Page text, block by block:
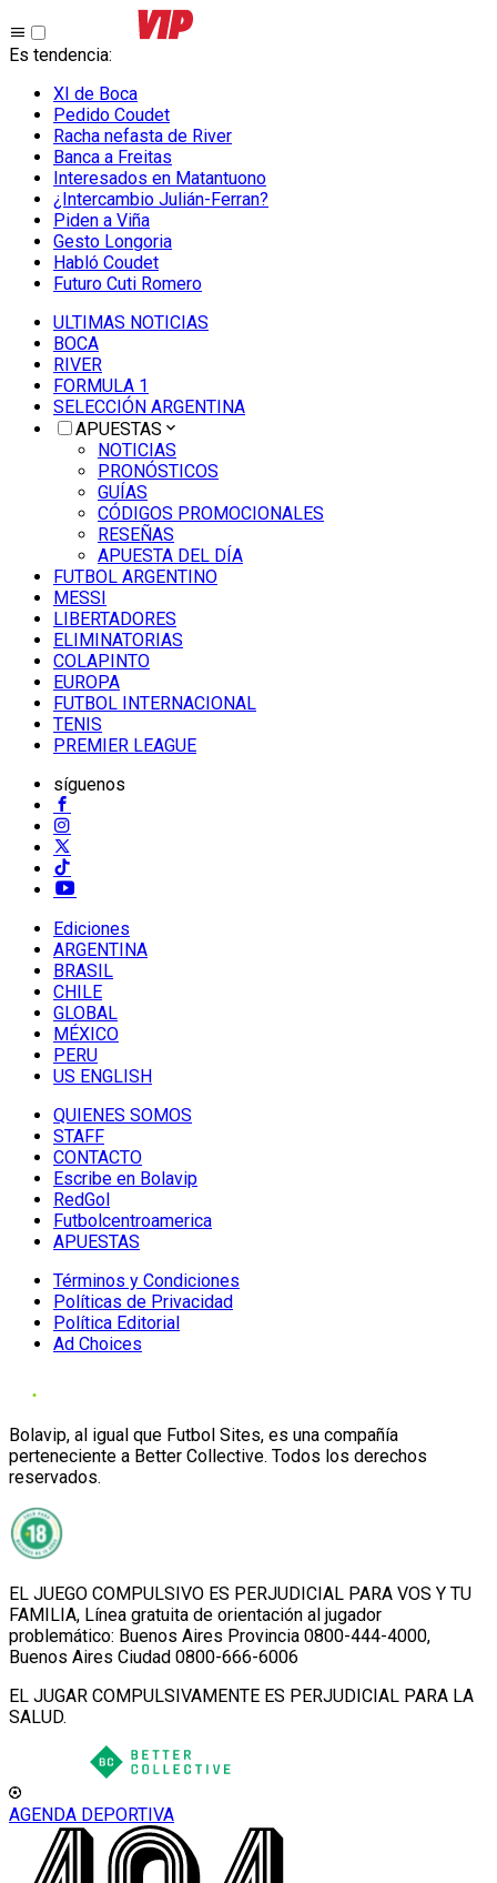
Es tendencia:
XI de Boca
Pedido Coudet
Racha nefasta de River
Banca a Freitas
Interesados en Matantuono
¿Intercambio Julián-Ferran?
Piden a Viña
Gesto Longoria
Habló Coudet
Futuro Cuti Romero
ULTIMAS NOTICIAS
BOCA
RIVER
FORMULA 1
SELECCIÓN ARGENTINA
APUESTAS
NOTICIAS
PRONÓSTICOS
GUÍAS
CÓDIGOS PROMOCIONALES
RESEÑAS
APUESTA DEL DÍA
FUTBOL ARGENTINO
MESSI
LIBERTADORES
ELIMINATORIAS
COLAPINTO
EUROPA
FUTBOL INTERNACIONAL
TENIS
PREMIER LEAGUE
síguenos
Ediciones
ARGENTINA
BRASIL
CHILE
GLOBAL
MÉXICO
PERU
US ENGLISH
QUIENES SOMOS
STAFF
CONTACTO
Escribe en Bolavip
RedGol
Futbolcentroamerica
APUESTAS
Términos y Condiciones
Políticas de Privacidad
Política Editorial
Ad Choices
Bolavip, al igual que Futbol Sites, es una compañía
perteneciente a Better Collective. Todos los derechos
reservados.
EL JUEGO COMPULSIVO ES PERJUDICIAL PARA VOS Y TU
FAMILIA, Línea gratuita de orientación al jugador
problemático: Buenos Aires Provincia 0800-444-4000,
Buenos Aires Ciudad 0800-666-6006
EL JUGAR COMPULSIVAMENTE ES PERJUDICIAL PARA LA
SALUD.
AGENDA DEPORTIVA